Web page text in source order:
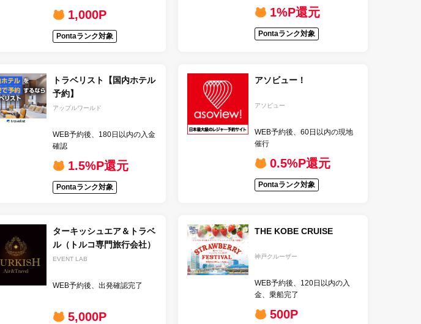
1,000P
Pontaランク対象
1%P還元
Pontaランク対象
トラベリスト【国内ホテル
予約】
アップルワールド
WEB予約後、180日以内の入金
確認
1.5%P還元
Pontaランク対象
アソビュー！
アソビュー
WEB予約後、60日以内の現地
催行
0.5%P還元
Pontaランク対象
ターキッシュエア＆トラベ
ル（トルコ専門旅行会社）
EVENT LAB
WEB予約後、出発確認完了
5,000P
THE KOBE CRUISE
神戸クルーザー
WEB予約後、120日以内の入
金、乗船完了
500P